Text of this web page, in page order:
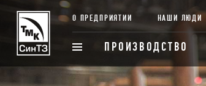
О ПРЕДПРИЯТИИ НАШИ ЛЮДИ
ПРОИЗВОДСТВО